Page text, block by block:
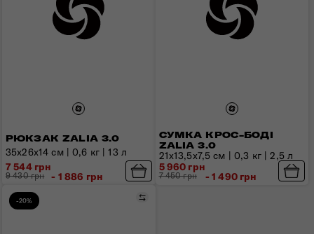
РЮКЗАК ZALIA 3.0
35x26x14 см | 0,6 кг | 13 л
7 544 грн
9 430 грн - 1 886 грн
СУМКА КРОС-БОДІ
ZALIA 3.0
21x13,5x7,5 см | 0,3 кг | 2,5 л
5 960 грн
7 450 грн - 1 490 грн
-20% Порівняти